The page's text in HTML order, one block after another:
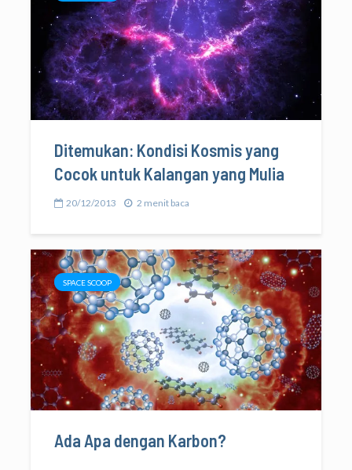
Ditemukan: Kondisi Kosmis yang
Cocok untuk Kalangan yang Mulia
20/12/2013 2 menit baca
SPACE SCOOP
Ada Apa dengan Karbon?